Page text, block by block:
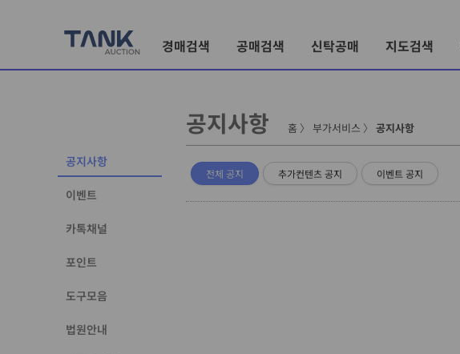
경매검색 공매검색 신탁공매 지도검색
공지사항
이벤트
카톡채널
포인트
도구모음
법원안내
공지사항 홈 〉 부가서비스 〉 공지사항
전체 공지 추가컨텐츠 공지 이벤트 공지